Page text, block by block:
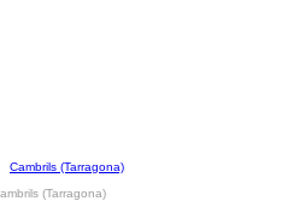
Cambrils (Tarragona)
(Tarragona)